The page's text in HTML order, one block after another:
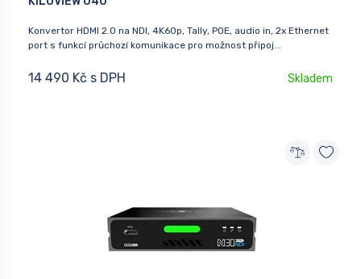
Konvertor HDMI 2.0 na NDI, 4K60p, Tally, POE, audio in, 2x Ethernet
port s funkcí průchozí komunikace pro možnost připoj...
14 490 Kč s DPH Skladem